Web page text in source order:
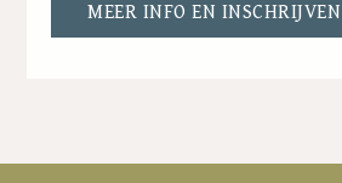
MEER INFO EN INSCHRIJVEN